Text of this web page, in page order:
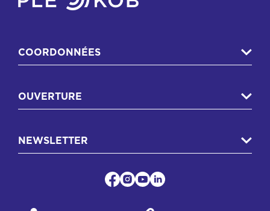
COORDONNÉES
OUVERTURE
NEWSLETTER